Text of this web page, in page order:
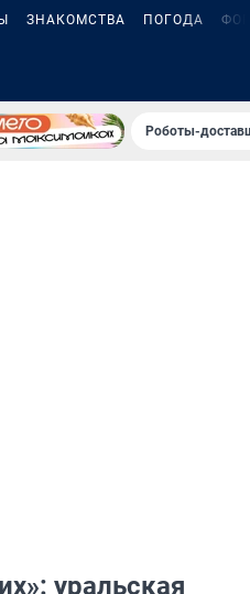
ЗНАКОМСТВА ПОГОДА
Роботы-
уральская